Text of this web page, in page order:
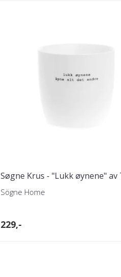
Søgne Krus - "Lukk øynene" av
Skaug
Sögne Home
229,-